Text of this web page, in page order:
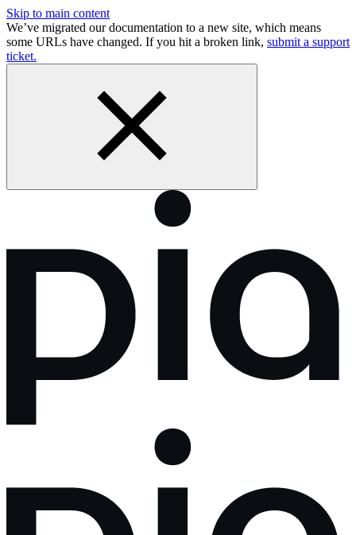
Skip to main content
We’ve migrated our documentation to a new site, which means
some URLs have changed. If you hit a broken link, submit a support
ticket.